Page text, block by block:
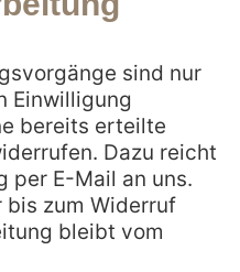
sind nur
Einwilligung
bereits erteilte
Dazu reicht
per E-Mail an uns.
bis zum Widerruf
bleibt vom